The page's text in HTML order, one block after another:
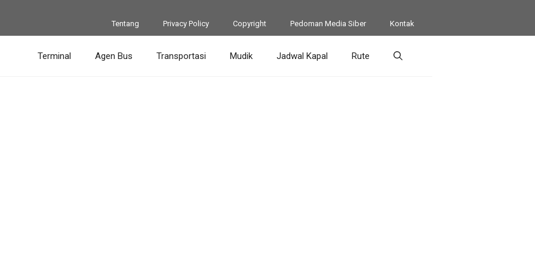
Tentang Privacy Policy Copyright Pedoman Media Siber Kontak
Terminal Agen Bus Transportasi Mudik Jadwal Kapal Rute